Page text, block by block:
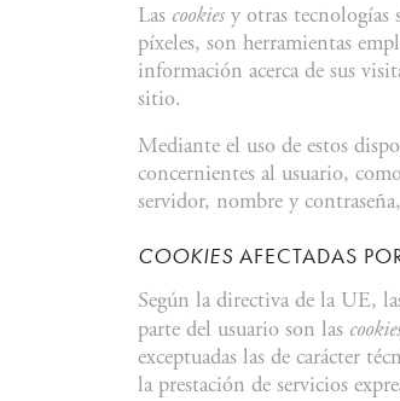
Las cookies y otras tecnologías
píxeles, son herramientas
información acerca de sus
sitio.
Mediante el uso de estos
concernientes al usuario,
servidor, nombre y
COOKIES AFECTADAS
Según la directiva de la UE,
parte del usuario son las
exceptuadas las de carácter
la prestación de servicios